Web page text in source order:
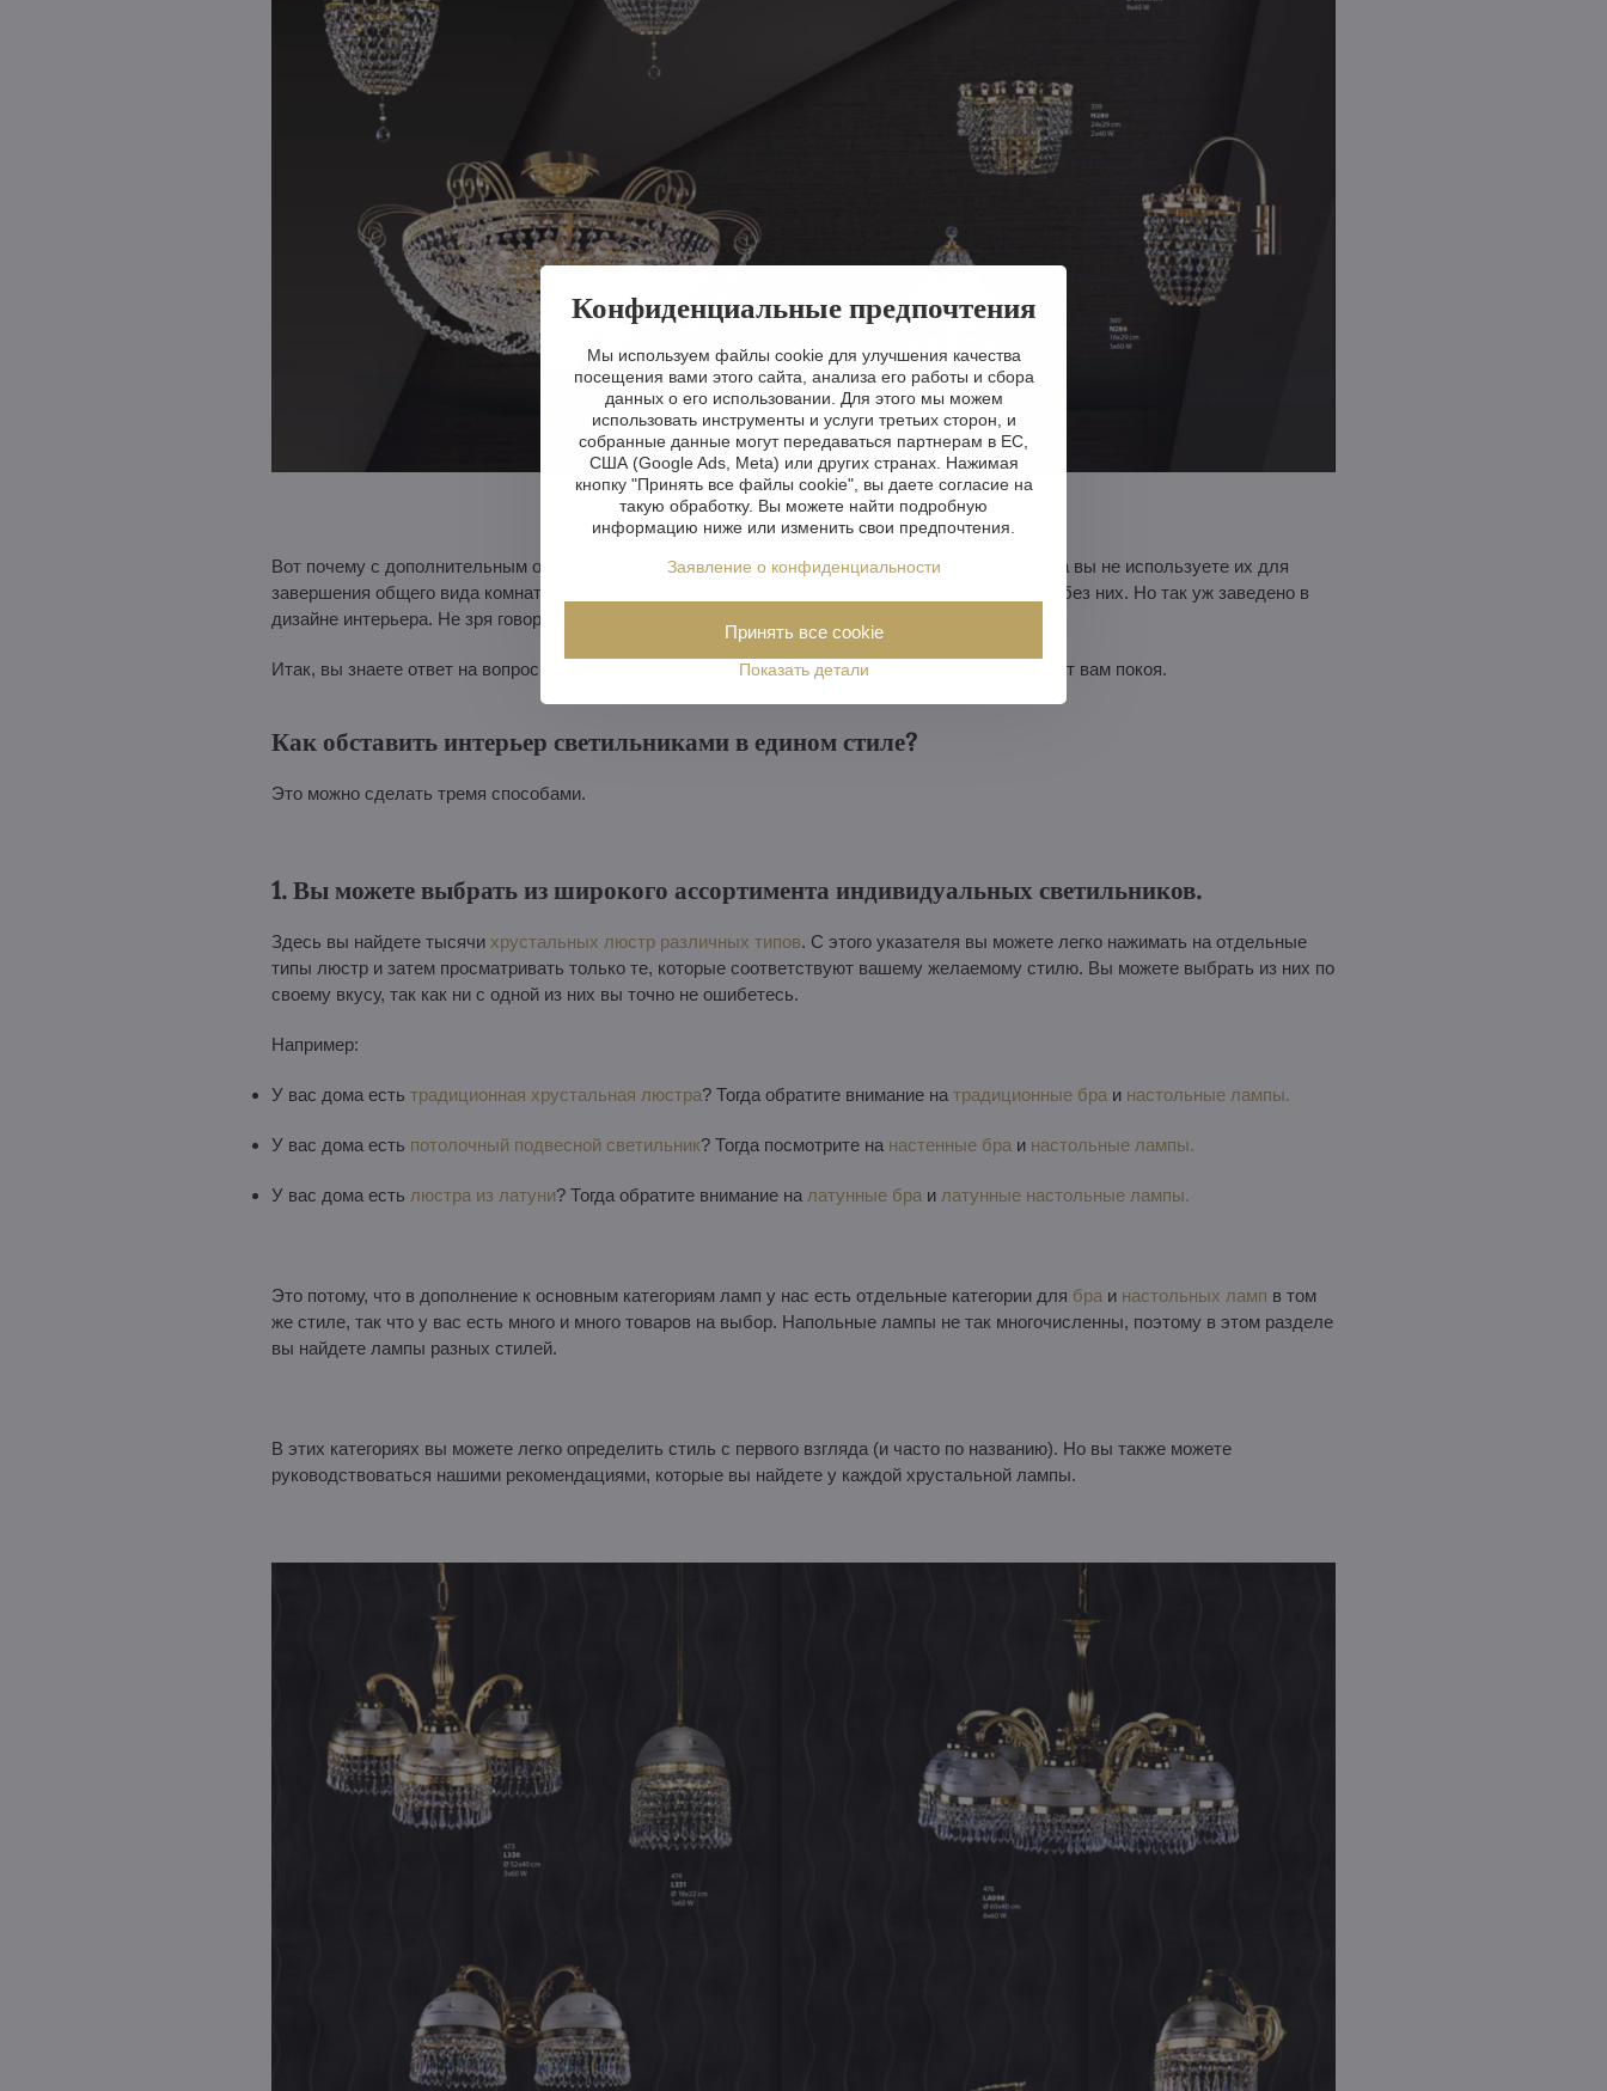
Вот почему с дополнительным освещением иногда даже не замечаешь, что его не хватает. Пока вы не используете их для
завершения общего вида комнаты. Тогда вы уже не сможете поверить, что когда-то могли жить без них. Но так уж заведено в
дизайне интерьера. Не зря говорят, что дьявол кроется в деталях.
Итак, вы знаете ответ на вопрос "почему". Теперь мы ответим на другой вопрос, который не дает вам покоя.
Как обставить интерьер светильниками в едином стиле?
Это можно сделать тремя способами.
1. Вы можете выбрать из широкого ассортимента индивидуальных светильников.
Здесь вы найдете тысячи хрустальных люстр различных типов. С этого указателя вы можете легко нажимать на отдельные
типы люстр и затем просматривать только те, которые соответствуют вашему желаемому стилю. Вы можете выбрать из них по
своему вкусу, так как ни с одной из них вы точно не ошибетесь.
Например:
У вас дома есть традиционная хрустальная люстра? Тогда обратите внимание на традиционные бра и настольные лампы.
У вас дома есть потолочный подвесной светильник? Тогда посмотрите на настенные бра и настольные лампы.
У вас дома есть люстра из латуни? Тогда обратите внимание на латунные бра и латунные настольные лампы.
Это потому, что в дополнение к основным категориям ламп у нас есть отдельные категории для бра и настольных ламп в том
же стиле, так что у вас есть много и много товаров на выбор. Напольные лампы не так многочисленны, поэтому в этом разделе
вы найдете лампы разных стилей.
В этих категориях вы можете легко определить стиль с первого взгляда (и часто по названию). Но вы также можете
руководствоваться нашими рекомендациями, которые вы найдете у каждой хрустальной лампы.
Конфиденциальные предпочтения
Мы используем файлы cookie для улучшения качества
посещения вами этого сайта, анализа его работы и сбора
данных о его использовании. Для этого мы можем
использовать инструменты и услуги третьих сторон, и
собранные данные могут передаваться партнерам в ЕС,
США (Google Ads, Meta) или других странах. Нажимая
кнопку "Принять все файлы cookie", вы даете согласие на
такую обработку. Вы можете найти подробную
информацию ниже или изменить свои предпочтения.
Заявление о конфиденциальности
Показать детали
Принять все cookie